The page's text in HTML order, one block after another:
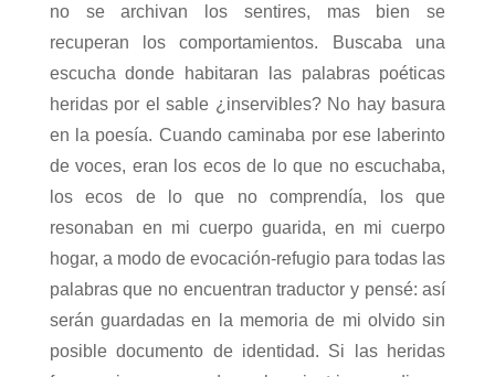
no se archivan los sentires, mas bien se
recuperan los comportamientos. Buscaba una
escucha donde habitaran las palabras poéticas
heridas por el sable ¿inservibles? No hay basura
en la poesía. Cuando caminaba por ese laberinto
de voces, eran los ecos de lo que no escuchaba,
los ecos de lo que no comprendía, los que
resonaban en mi cuerpo guarida, en mi cuerpo
hogar, a modo de evocación-refugio para todas las
palabras que no encuentran traductor y pensé: así
serán guardadas en la memoria de mi olvido sin
posible documento de identidad. Si las heridas